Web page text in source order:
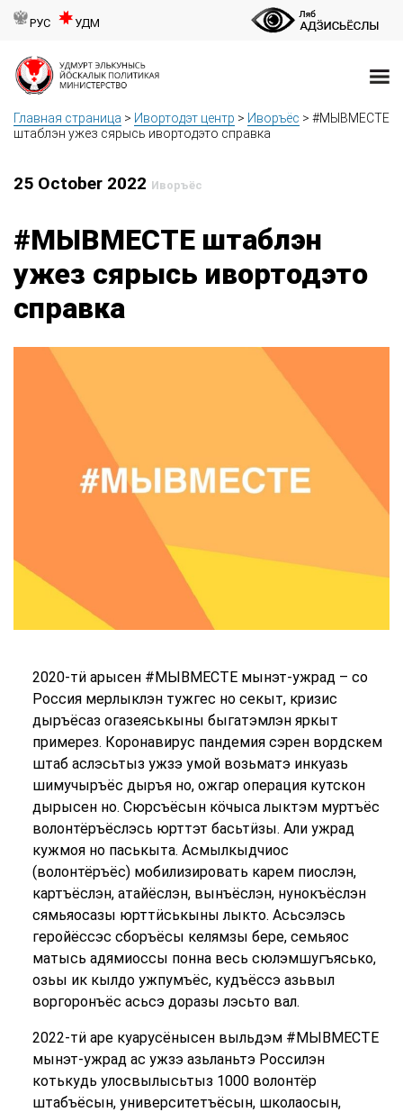
РУС УДМ
Главная страница > Ивортодэт центр > Иворъёс > #МЫВМЕСТЕ
штаблэн ужез сярысь ивортодэто справка
25 October 2022 Иворъёс
#МЫВМЕСТЕ штаблэн
ужез сярысь ивортодэто
справка
2020-тӥ арысен #МЫВМЕСТЕ мынэт-ужрад – со
Россия мерлыклэн тужгес но секыт, кризис
дыръёсаз огазеяськыны быгатэмлэн яркыт
примерез. Коронавирус пандемия сэрен вордскем
штаб аслэсьтыз ужзэ умой возьматэ инкуазь
шимучыръёс дыръя но, ожгар операция кутскон
дырысен но. Сюрсъёсын кӧчыса лыктэм муртъёс
волонтёръёслэсь юрттэт басьтӥзы. Али ужрад
кужмоя но паськыта. Асмылкыдчиос
(волонтёръёс) мобилизировать карем пиослэн,
картъёслэн, атайёслэн, вынъёслэн, нунокъёслэн
сямьяосазы юрттӥськыны лыкто. Асьсэлэсь
геройёссэс сборъёсы келямзы бере, семьяос
матысь адямиоссы понна весь сюлэмшугъясько,
озьы ик кылдо ужпумъёс, кудъёссэ азьвыл
воргоронъёс асьсэ доразы лэсьто вал.
2022-тӥ аре куарусёнысен выльдэм #МЫВМЕСТЕ
мынэт-ужрад ас ужзэ азьланьтэ Россилэн
котькудь улосвылысьтыз 1000 волонтёр
штабъёсын, университетъёсын, школаосын,